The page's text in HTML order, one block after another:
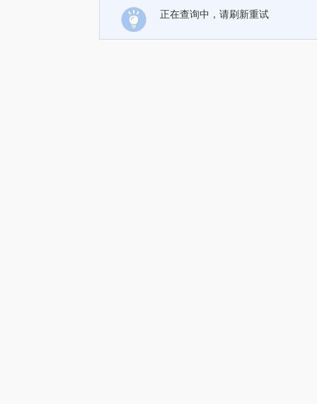
正在查询中，请刷新重试